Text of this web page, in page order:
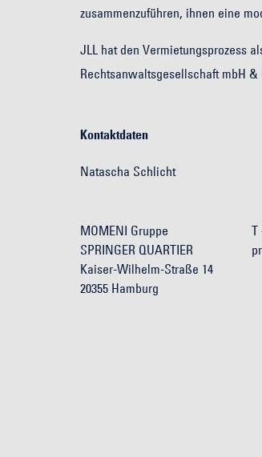
zusammenzuführen, ihnen eine
JLL hat den Vermietungsprozess
Rechtsanwaltsgesellschaft mbH &
Kontaktdaten
Natascha Schlicht
MOMENI Gruppe
SPRINGER QUARTIER
Kaiser-Wilhelm-Straße 14
20355 Hamburg
T